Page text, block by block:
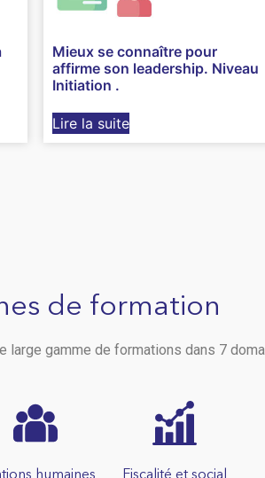
Mieux se connaître pour
affirme son leadership. Niveau
Initiation .
Lire la suite
de formation
large gamme de formations dans 7
humaines Fiscalité et social